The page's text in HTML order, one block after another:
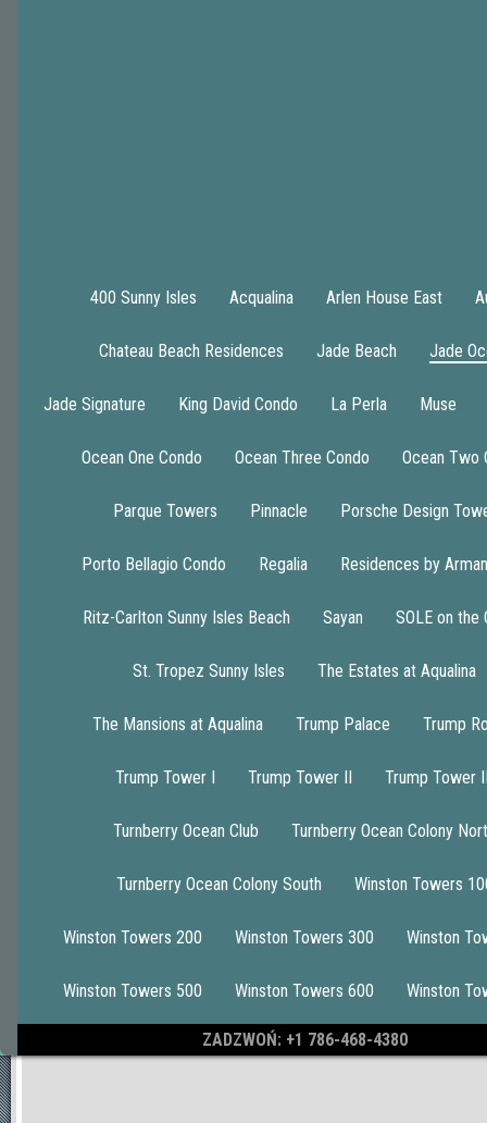
400 Sunny Isles Acqualina Arlen House East
Chateau Beach Residences Jade Beach Jade
Jade Signature King David Condo La Perla Muse
Ocean One Condo Ocean Three Condo Ocean Two
Parque Towers Pinnacle Porsche Design
Porto Bellagio Condo Regalia Residences by
Ritz-Carlton Sunny Isles Beach Sayan SOLE on the
St. Tropez Sunny Isles The Estates at Aqualina
The Mansions at Aqualina Trump Palace Trump
Trump Tower I Trump Tower II Trump Tower
Turnberry Ocean Club Turnberry Ocean Colony
Turnberry Ocean Colony South Winston Towers
Winston Towers 200 Winston Towers 300 Winston
Winston Towers 500 Winston Towers 600 Winston
ZADZWOŃ: +1 786-468-4380
1
JADE OCEAN CONDO 1503